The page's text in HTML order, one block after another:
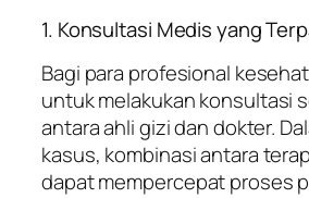
1. Konsultasi Medis yang
Bagi para profesional
untuk melakukan konsultasi
antara ahli gizi dan dokter.
kasus, kombinasi antara
dapat mempercepat proses